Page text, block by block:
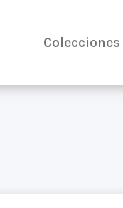
Colecciones